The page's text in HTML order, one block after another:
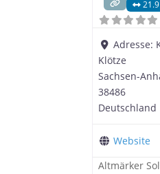
Adresse:
Klötze
Sachsen-
38486
Deutschland
Website
Altmärker